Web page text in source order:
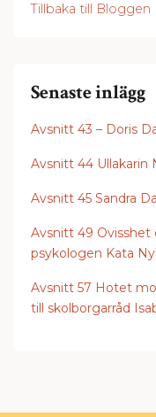
Tillbaka till Bloggen
Senaste inlägg
Avsnitt 43 – Doris
Avsnitt 44 Ullakarin
Avsnitt 45 Sandra
Avsnitt 49
psykologen Kata
Avsnitt 57 Hotet
till skolborgarråd